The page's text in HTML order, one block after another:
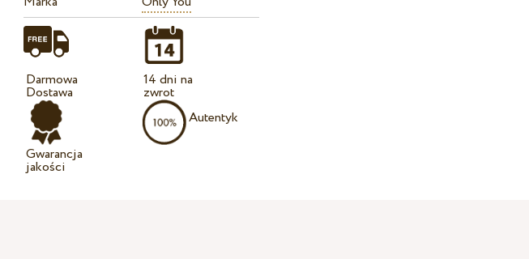
Darmowa
Dostawa
Gwarancja
jakości
14 dni na
zwrot
Autentyk